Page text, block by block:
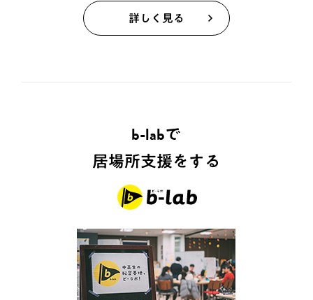
詳しく見る
b-labで
居場所支援をする